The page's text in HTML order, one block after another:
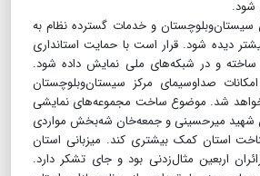
شود.
و خدمات گسترده نظام به
دیده شود. قرار است با حمایت استانداری
و در شبکه‌های ملی نمایش داده شود.
صداوسیمای مرکز سیستان‌وبلوچستان
خواهد شد. موضوع ساخت مجموعه‌های نمایشی
شهید میرحسینی و جمعه‌خان شه‌بخش مواردی
استان کمک بیشتری کند. میزبانی استان
اربعین مثال‌زدنی بود و جای تشکر دارد.